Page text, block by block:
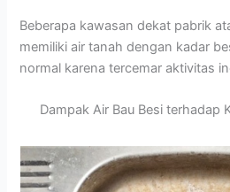
Beberapa kawasan dekat pabrik
memiliki air tanah dengan kadar
normal karena tercemar aktivitas
Dampak Air Bau Besi terhadap